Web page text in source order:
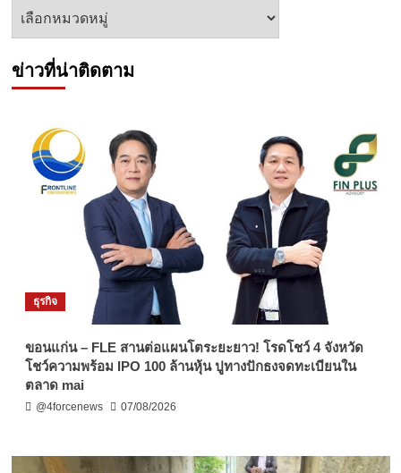
หัวข้อ
ข่าวที่น่าติดตาม
ธุรกิจ
ขอนแก่น – FLE สานต่อแผนโตระยะยาว! โรดโชว์ 4 จังหวัด
โชว์ความพร้อม IPO 100 ล้านหุ้น ปูทางปักธงจดทะเบียนใน
ตลาด mai
@4forcenews 07/08/2026